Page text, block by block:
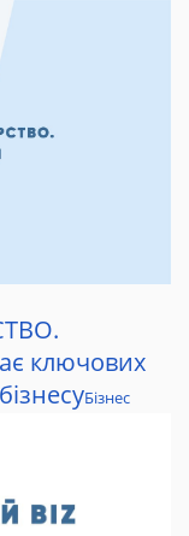
ключових
Бізнес